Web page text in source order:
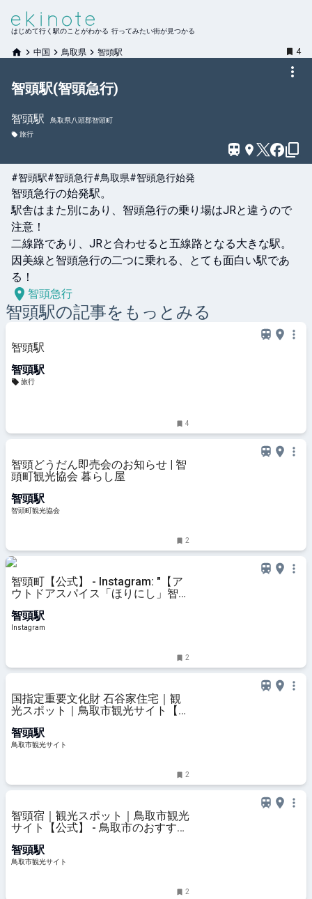
はじめて行く駅のことがわかる 行ってみたい街が見つかる
中国 鳥取県 智頭駅 4
智頭駅(智頭急行)
智頭駅
鳥取県八頭郡智頭町
旅行
#智頭駅#智頭急行#鳥取県#智頭急行始発
智頭急行の始発駅。
駅舎はまた別にあり、智頭急行の乗り場はJRと違うので
注意！
二線路であり、JRと合わせると五線路となる大きな駅。
因美線と智頭急行の二つに乗れる、とても面白い駅であ
る！
智頭急行
智頭駅の記事をもっとみる
智頭駅
智頭駅
旅行
4
智頭どうだん即売会のお知らせ | 智
頭町観光協会 暮らし屋
智頭駅
智頭町観光協会
2
智頭町【公式】 - Instagram: "【ア
ウトドアスパイス「ほりにし」智頭
にちは！智頭町役場の中の人です。
今回は、大人気アウトドアスパイス
智頭駅
Instagram
2
国指定重要文化財 石谷家住宅｜観
光スポット｜鳥取市観光サイト【公
情報
智頭駅
鳥取市観光サイト
2
智頭宿｜観光スポット｜鳥取市観光
サイト【公式】 - 鳥取市のおすすめ
智頭駅
鳥取市観光サイト
2